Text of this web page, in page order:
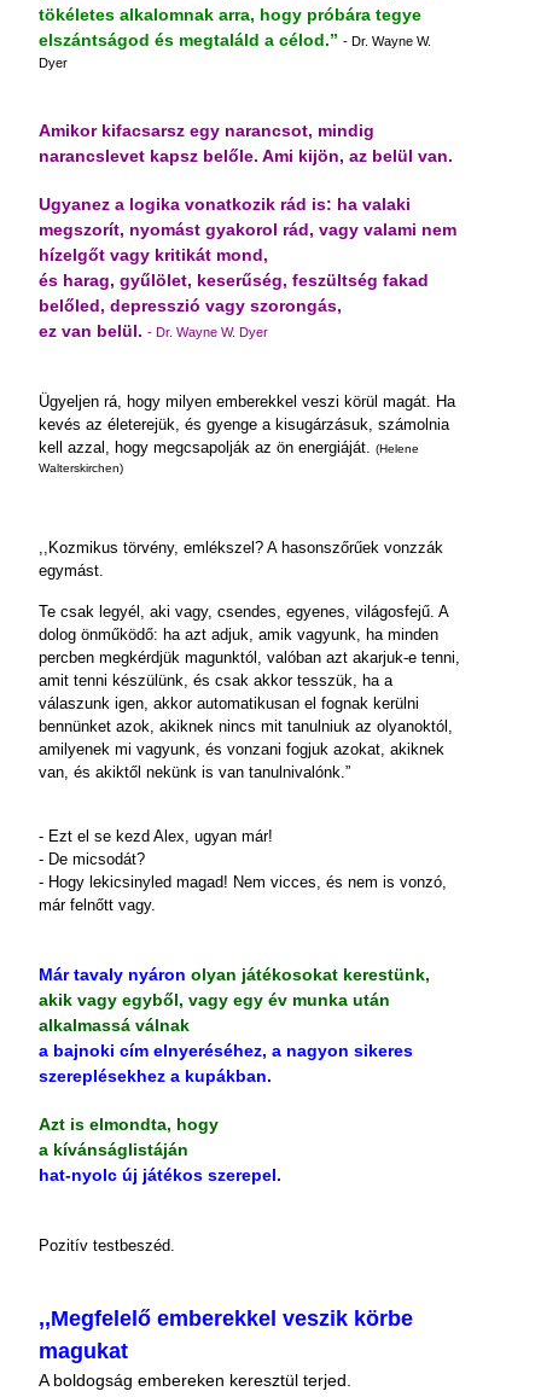
tökéletes alkalomnak arra, hogy próbára tegye
elszántságod és megtaláld a célod.” - Dr. Wayne W.
Dyer
Amikor kifacsarsz egy narancsot, mindig
narancslevet kapsz belőle. Ami kijön, az belül van.
Ugyanez a logika vonatkozik rád is: ha valaki
megszorít, nyomást gyakorol rád, vagy valami nem
hízelgőt vagy kritikát mond,
és harag, gyűlölet, keserűség, feszültség fakad
belőled, depresszió vagy szorongás,
ez van belül. - Dr. Wayne W. Dyer
Ügyeljen rá, hogy milyen emberekkel veszi körül magát. Ha
kevés az életerejük, és gyenge a kisugárzásuk, számolnia
kell azzal, hogy megcsapolják az ön energiáját. (Helene
Walterskirchen)
,,Kozmikus törvény, emlékszel? A hasonszőrűek vonzzák
egymást.
Te csak legyél, aki vagy, csendes, egyenes, világosfejű. A
dolog önműködő: ha azt adjuk, amik vagyunk, ha minden
percben megkérdjük magunktól, valóban azt akarjuk-e tenni,
amit tenni készülünk, és csak akkor tesszük, ha a
válaszunk igen, akkor automatikusan el fognak kerülni
bennünket azok, akiknek nincs mit tanulniuk az olyanoktól,
amilyenek mi vagyunk, és vonzani fogjuk azokat, akiknek
van, és akiktől nekünk is van tanulnivalónk.”
- Ezt el se kezd Alex, ugyan már!
- De micsodát?
- Hogy lekicsinyled magad! Nem vicces, és nem is vonzó,
már felnőtt vagy.
Már tavaly nyáron olyan játékosokat kerestünk,
akik vagy egyből, vagy egy év munka után
alkalmassá válnak
a bajnoki cím elnyeréséhez, a nagyon sikeres
szereplésekhez a kupákban.
Azt is elmondta, hogy
a kívánságlistáján
hat-nyolc új játékos szerepel.
Pozitív testbeszéd.
,,Megfelelő emberekkel veszik körbe
magukat
A boldogság embereken keresztül terjed.